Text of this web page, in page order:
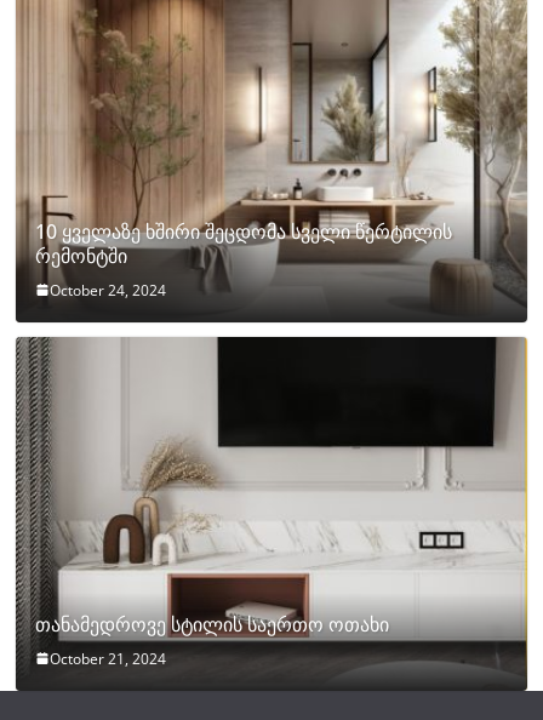
10 ყველაზე ხშირი შეცდომა სველი წერტილის
რემონტში
October 24, 2024
თანამედროვე სტილის საერთო ოთახი
October 21, 2024